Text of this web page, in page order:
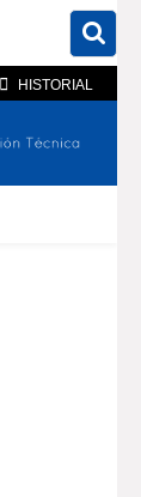
HISTORIAL